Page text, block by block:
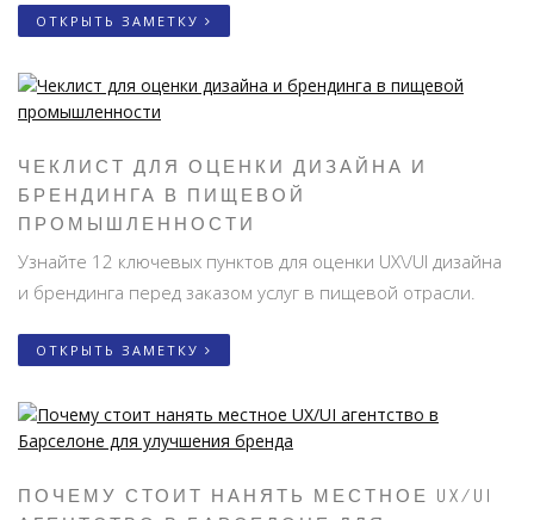
ОТКРЫТЬ ЗАМЕТКУ
ЧЕКЛИСТ ДЛЯ ОЦЕНКИ ДИЗАЙНА И
БРЕНДИНГА В ПИЩЕВОЙ
ПРОМЫШЛЕННОСТИ
Узнайте 12 ключевых пунктов для оценки UX\/UI дизайна
и брендинга перед заказом услуг в пищевой отрасли.
ОТКРЫТЬ ЗАМЕТКУ
ПОЧЕМУ СТОИТ НАНЯТЬ МЕСТНОЕ UX/UI